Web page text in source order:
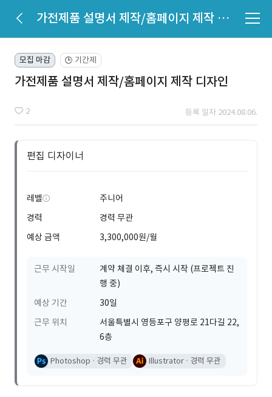
가전제품 설명서 제작/홈페이지 제작 디자인
모집 마감 🕒 기간제
가전제품 설명서 제작/홈페이지 제작 디자인
2 등록 일자 2024.08.06.
편집 디자이너
레벨
주니어
경력
경력 무관
예상 금액
3,300,000원/월
근무 시작일
계약 체결 이후, 즉시 시작 (프로젝트 진
행 중)
예상 기간
30일
근무 위치
서울특별시 영등포구 양평로 21다길 22,
6층
Photoshop 경력 무관 Illustrator 경력 무관